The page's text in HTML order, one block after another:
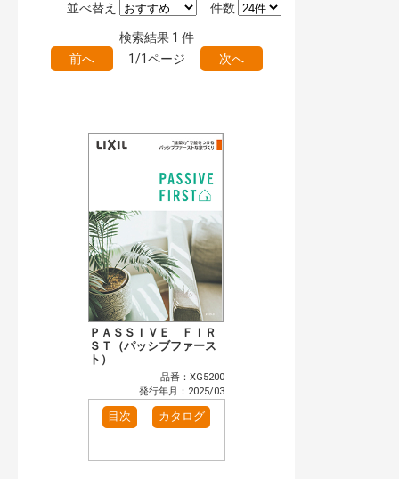
絞り込みの解除
キーワード検索（あいまい）
まずはここから（2）
リフォームおすすめ（2）
省エネ住宅関連（5）
補助金・優遇制度を知る（1）
カテゴリー
窓・シャッター（2）
玄関ドア・引戸（2）
インテリア建材（2）
エクステリア（2）
キッチン（2）
浴室（2）
洗面化粧室（1）
水栓金具（1）
高性能住宅工法（2）
その他（1）
件数
並べ替え
検索結果 1 件
前へ
1/1ページ 次へ
ＰＡＳＳＩＶＥ ＦＩＲ
ＳＴ（パッシブファース
ト）
品番：XG5200
発行年月：2025/03
目次 カタログ